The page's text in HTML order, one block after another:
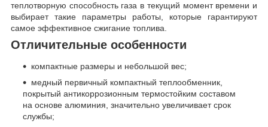
теплотворную способность газа в текущий момент времени и
выбирает такие параметры работы, которые гарантируют
самое эффективное сжигание топлива.
Отличительные особенности
компактные размеры и небольшой вес;
медный первичный компактный теплообменник,
покрытый антикоррозионным термостойким составом
на основе алюминия, значительно увеличивает срок
службы;